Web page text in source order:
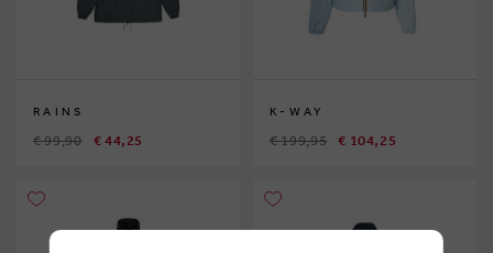
RAINS
€ 99,90 € 44,25
K-WAY
€ 199,95 € 104,25